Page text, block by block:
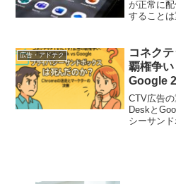
が正常に
することは
広告・アドテク
コネク
覇権争
Google
ボック
の迷走
CTV広告
Deskと
シーサン